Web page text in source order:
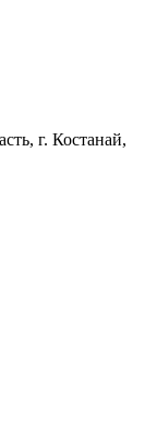
г. Костанай,